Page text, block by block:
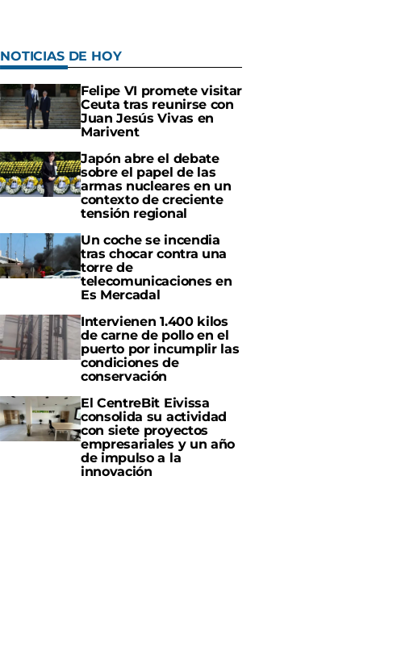
NOTICIAS DE HOY
Felipe VI promete visitar
Ceuta tras reunirse con
Juan Jesús Vivas en
Marivent
Japón abre el debate
sobre el papel de las
armas nucleares en un
contexto de creciente
tensión regional
Un coche se incendia
tras chocar contra una
torre de
telecomunicaciones en
Es Mercadal
Intervienen 1.400 kilos
de carne de pollo en el
puerto por incumplir las
condiciones de
conservación
El CentreBit Eivissa
consolida su actividad
con siete proyectos
empresariales y un año
de impulso a la
innovación